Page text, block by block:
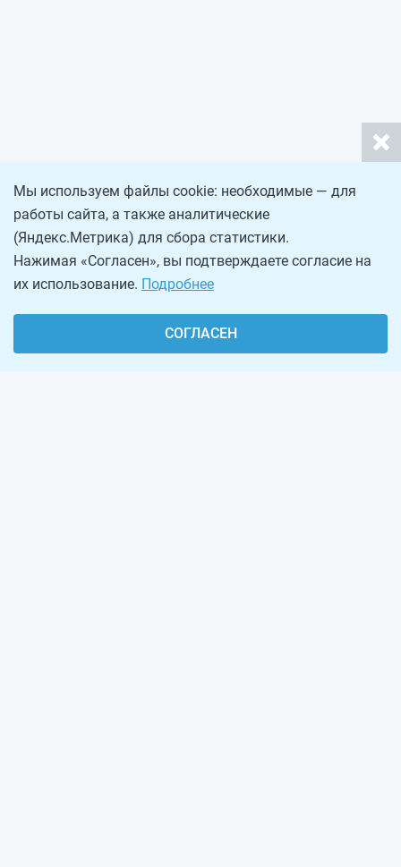
Мы используем файлы cookie: необходимые — для
работы сайта, а также аналитические
(Яндекс.Метрика) для сбора статистики.
Нажимая «Согласен», вы подтверждаете согласие на
их использование. Подробнее
СОГЛАСЕН